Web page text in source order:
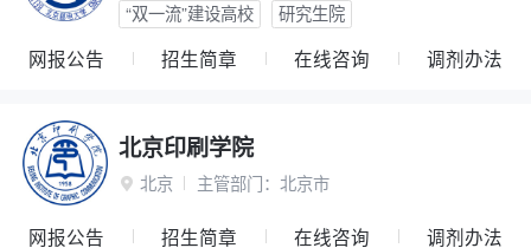
“双一流”建设高校
研究生院
网报公告 招生简章 在线咨询 调剂办法
北京印刷学院
 北京 主管部门： 北京市
网报公告 招生简章 在线咨询 调剂办法